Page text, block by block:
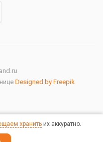
Designed by Freepik
хранитьих аккуратно.